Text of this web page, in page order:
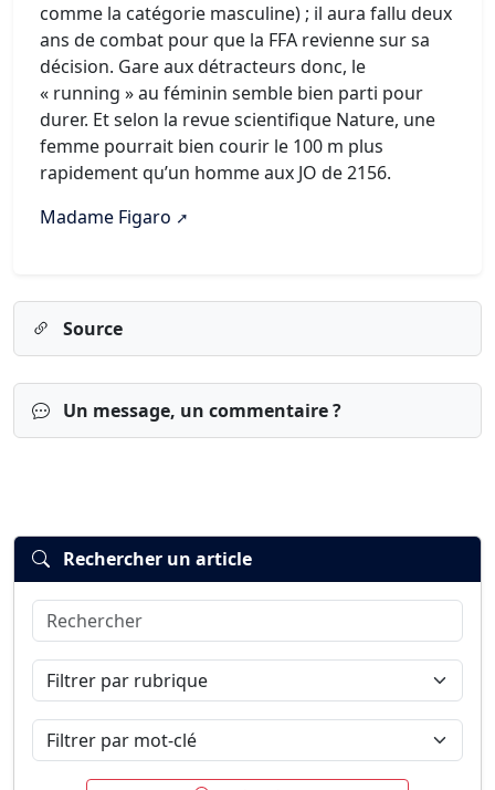
comme la catégorie masculine) ; il aura fallu deux
ans de combat pour que la FFA revienne sur sa
décision. Gare aux détracteurs donc, le
« running » au féminin semble bien parti pour
durer. Et selon la revue scientifique Nature, une
femme pourrait bien courir le 100 m plus
rapidement qu’un homme aux JO de 2156.
Madame Figaro
Source
Un message, un commentaire ?
Connexion
Rechercher un article
Rechercher
Filtrer par rubrique
Filtrer par mot-clé